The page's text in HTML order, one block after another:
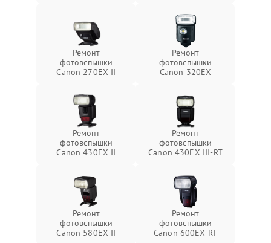
Ремонт
фотовспышки
Canon 270EX II
Ремонт
фотовспышки
Canon 320EX
Ремонт
фотовспышки
Canon 430EX II
Ремонт
фотовспышки
Canon 430EX III-RT
Ремонт
фотовспышки
Canon 580EX II
Ремонт
фотовспышки
Canon 600EX-RT